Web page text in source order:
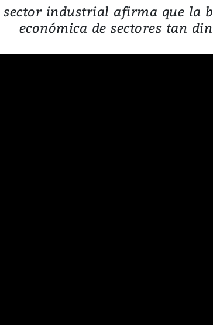
sector industrial afirma que la
económica de sectores tan